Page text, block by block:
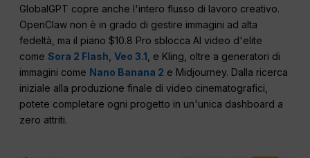
GlobalGPT copre anche l'intero flusso di lavoro creativo.
OpenClaw non è in grado di gestire immagini ad alta
fedeltà, ma il piano $10.8 Pro sblocca AI video d'elite
comeSora 2 Flash ,Veo 3.1 , e Kling, oltre a generatori di
immagini come Nano Banana 2 e Midjourney. Dalla ricerca
iniziale alla produzione finale di video cinematografici,
potete completare ogni progetto in un'unica dashboard a
zero attriti.